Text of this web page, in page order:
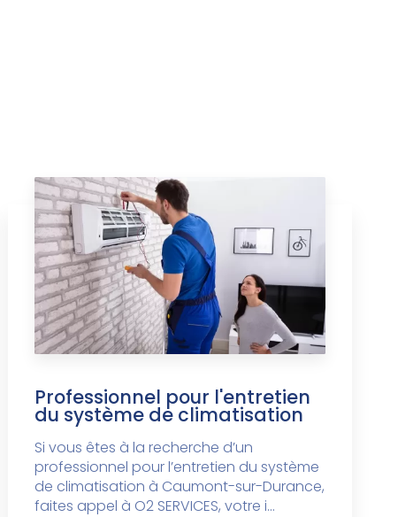
Professionnel pour l'entretien
du système de climatisation
Si vous êtes à la recherche d’un
professionnel pour l’entretien du système
de climatisation à Caumont-sur-Durance,
faites appel à O2 SERVICES, votre i...